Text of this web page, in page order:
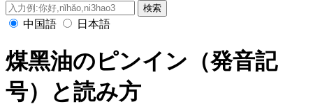
中国語 日本語
煤黑油のピンイン（発音記
号）と読み方